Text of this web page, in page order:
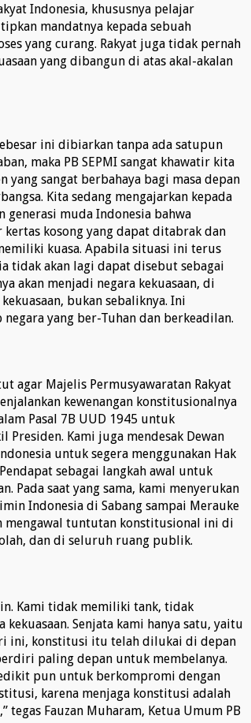
Indonesia, khususnya pelajar
mandatnya kepada sebuah
yang curang. Rakyat juga tidak pernah
yang dibangun di atas akal-akalan
ini dibiarkan tanpa ada satupun
maka PB SEPMI sangat khawatir kita
yang sangat berbahaya bagi masa depan
Kita sedang mengajarkan kepada
muda Indonesia bahwa
kosong yang dapat ditabrak dan
kuasa. Apabila situasi ini terus
tidak akan lagi dapat disebut sebagai
akan menjadi negara kekuasaan, di
bukan sebaliknya. Ini
yang ber-Tuhan dan berkeadilan.
agar Majelis Permusyawaratan Rakyat
kewenangan konstitusionalnya
Pasal 7B UUD 1945 untuk
Presiden. Kami juga mendesak Dewan
untuk segera menggunakan Hak
sebagai langkah awal untuk
Pada saat yang sama, kami menyerukan
Indonesia di Sabang sampai Merauke
mengawal tuntutan konstitusional ini di
dan di seluruh ruang publik.
Kami tidak memiliki tank, tidak
Senjata kami hanya satu, yaitu
ini, konstitusi itu telah dilukai di depan
paling depan untuk membelanya.
pun untuk berkompromi dengan
karena menjaga konstitusi adalah
tegas Fauzan Muharam, Ketua Umum PB